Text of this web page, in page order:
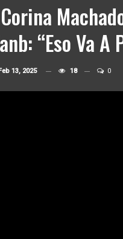
“Eso Va A
13, 2025 18 0